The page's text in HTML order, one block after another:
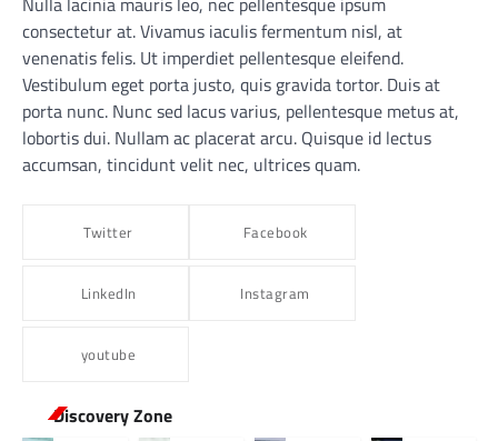
consectetur at. Vivamus iaculis fermentum nisl, at
venenatis felis. Ut imperdiet pellentesque eleifend.
Vestibulum eget porta justo, quis gravida tortor. Duis at
porta nunc. Nunc sed lacus varius, pellentesque metus at,
lobortis dui. Nullam ac placerat arcu. Quisque id lectus
accumsan, tincidunt velit nec, ultrices quam.
Twitter Facebook
LinkedIn Instagram
youtube
Discovery Zone